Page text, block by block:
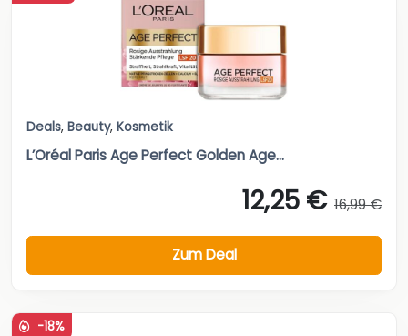
Deals, Beauty, Kosmetik
L’Oréal Paris Age Perfect Golden Age...
12,25 € 16,99 €
Zum Deal
-18%